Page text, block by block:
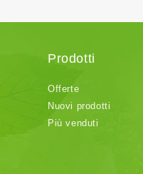
Prodotti
Offerte
Nuovi prodotti
Più venduti